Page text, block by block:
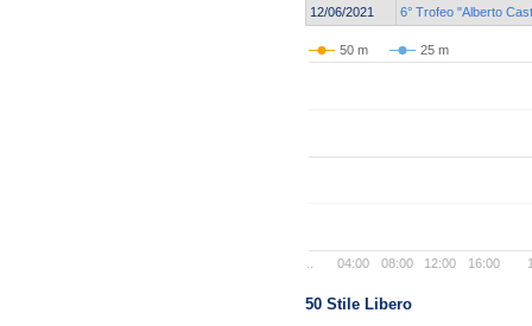
12/06/2021 6° Trofeo "Alberto
50 m 25 m
04:00 08:00 12:00 16:00
50 Stile Libero